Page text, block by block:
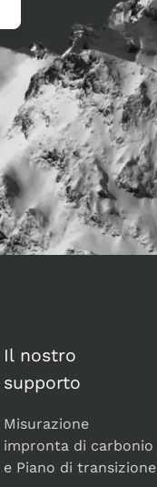
Il nostro
supporto
Misurazione
impronta di carbonio
e Piano di transizione